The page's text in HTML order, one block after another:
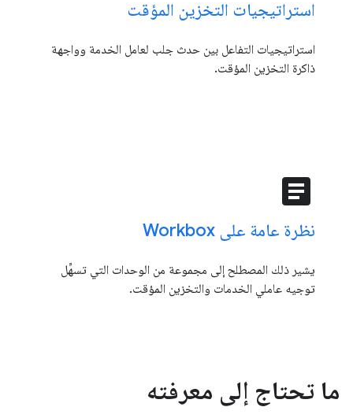
استراتيجيات التخزين المؤقت
استراتيجيات التفاعل بين حدث جلب لعامل الخدمة وواجهة
ذاكرة التخزين المؤقت.
article
نظرة عامة على Workbox
يشير ذلك المصطلح إلى مجموعة من الوحدات التي تسهِّل
توجيه عاملي الخدمات والتخزين المؤقت.
ما تحتاج إلى معرفته